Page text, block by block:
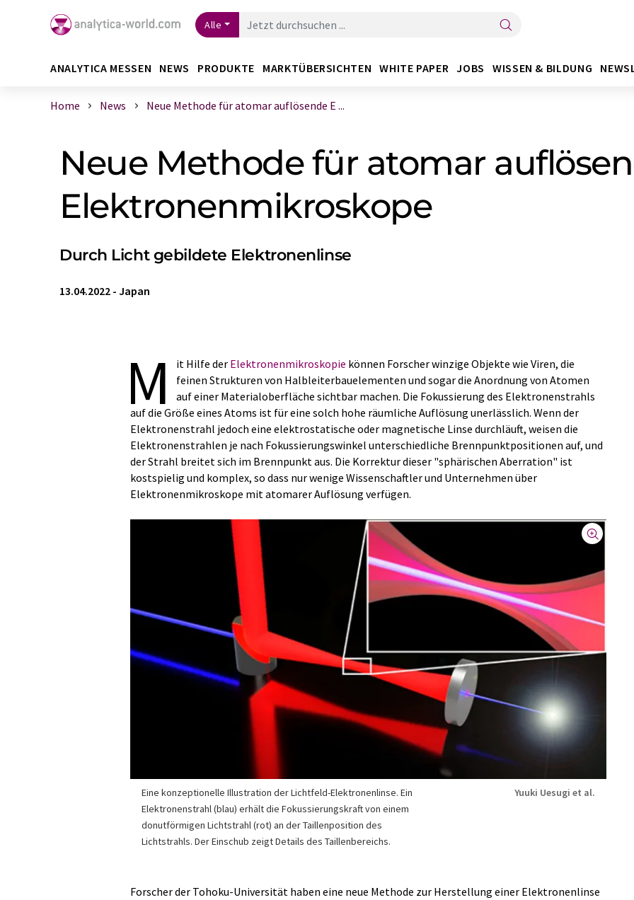
Alle
ANALYTICA MESSEN NEWS PRODUKTE MARKTÜBERSICHTEN WHITE PAPER JOBS WISSEN & BILDUNG
Home News Neue Methode für atomar auflösende E ...
Neue Methode für atomar
Elektronenmikroskope
Durch Licht gebildete Elektronenlinse
13.04.2022 - Japan
M it Hilfe der Elektronenmikroskopie können Forscher winzige Objekte wie Viren, die
feinen Strukturen von Halbleiterbauelementen und sogar die Anordnung von Atomen
auf einer Materialoberfläche sichtbar machen. Die Fokussierung des Elektronenstrahls
auf die Größe eines Atoms ist für eine solch hohe räumliche Auflösung unerlässlich. Wenn der
Elektronenstrahl jedoch eine elektrostatische oder magnetische Linse durchläuft, weisen die
Elektronenstrahlen je nach Fokussierungswinkel unterschiedliche Brennpunktpositionen auf, und
der Strahl breitet sich im Brennpunkt aus. Die Korrektur dieser "sphärischen Aberration" ist
kostspielig und komplex, so dass nur wenige Wissenschaftler und Unternehmen über
Elektronenmikroskope mit atomarer Auflösung verfügen.
Eine konzeptionelle Illustration der Lichtfeld-Elektronenlinse. Ein
Elektronenstrahl (blau) erhält die Fokussierungskraft von einem
donutförmigen Lichtstrahl (rot) an der Taillenposition des
Lichtstrahls. Der Einschub zeigt Details des Taillenbereichs.
Yuuki Uesugi et al.
Forscher der Tohoku-Universität haben eine neue Methode zur Herstellung einer Elektronenlinse